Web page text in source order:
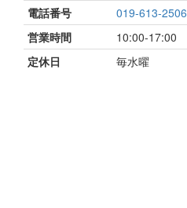
電話番号
019-613-2506
営業時間
10:00-17:00
定休日
毎水曜